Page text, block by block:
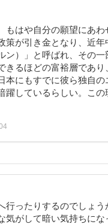
はや自分の願望にあわ
策が引き金となり、近
ン）」と呼ばれ、その
きるほどの富裕層であ
にもすでに彼ら独自の
しているらしい。この
行ったりするのでしょ
がして暗い気持ちにな